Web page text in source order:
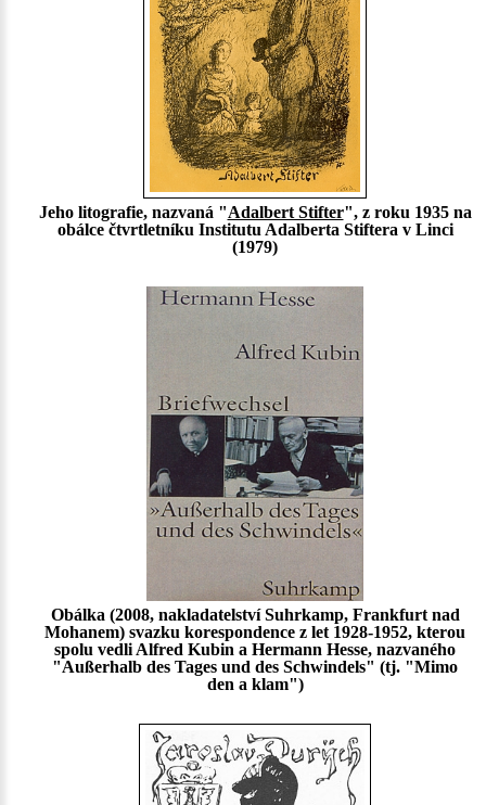
Jeho litografie, nazvaná "Adalbert Stifter", z roku 1935 na
obálce čtvrtletníku Institutu Adalberta Stiftera v Linci
(1979)
Obálka (2008, nakladatelství Suhrkamp, Frankfurt nad
Mohanem) svazku korespondence z let 1928-1952, kterou
spolu vedli Alfred Kubin a Hermann Hesse, nazvaného
"Außerhalb des Tages und des Schwindels" (tj. "Mimo
den a klam")